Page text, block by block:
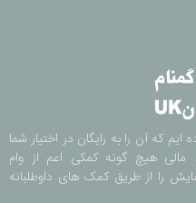
ایم که آن را به رایگان در اختیار شما
مالی هیچ گونه کمکی اعم از وام
را از طریق کمک های داوطلبانه